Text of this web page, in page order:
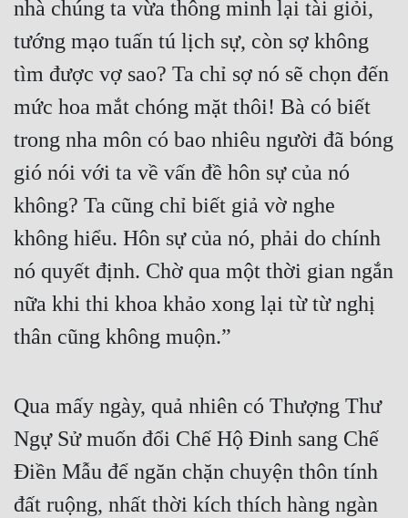
nhà chúng ta vừa thông minh lại tài giỏi,
tướng mạo tuấn tú lịch sự, còn sợ không
tìm được vợ sao? Ta chỉ sợ nó sẽ chọn đến
mức hoa mắt chóng mặt thôi! Bà có biết
trong nha môn có bao nhiêu người đã bóng
gió nói với ta về vấn đề hôn sự của nó
không? Ta cũng chỉ biết giả vờ nghe
không hiểu. Hôn sự của nó, phải do chính
nó quyết định. Chờ qua một thời gian ngắn
nữa khi thi khoa khảo xong lại từ từ nghị
thân cũng không muộn.”
Qua mấy ngày, quả nhiên có Thượng Thư
Ngự Sử muốn đổi Chế Hộ Đinh sang Chế
Điền Mẫu để ngăn chặn chuyện thôn tính
đất ruộng, nhất thời kích thích hàng ngàn